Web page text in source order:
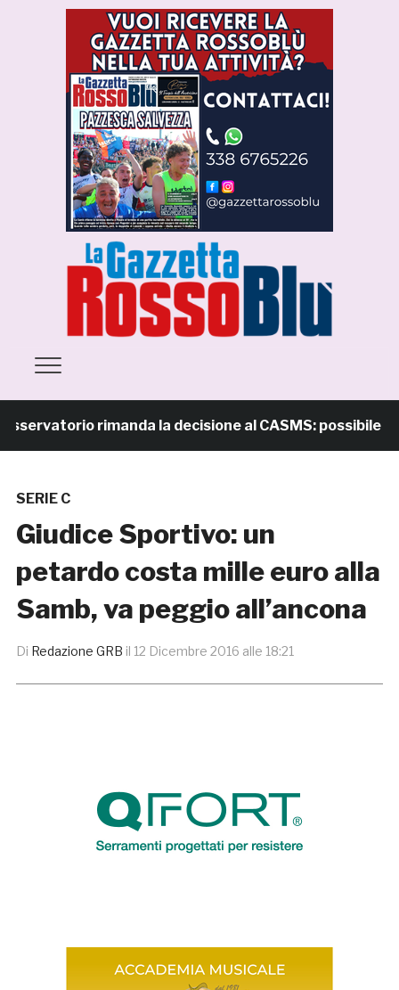
rimanda la decisione al CASMS: possibile
SERIE C
Giudice Sportivo: un
petardo costa mille euro alla
Samb, va peggio all’ancona
Di Redazione GRB il 12 Dicembre 2016 alle 18:21